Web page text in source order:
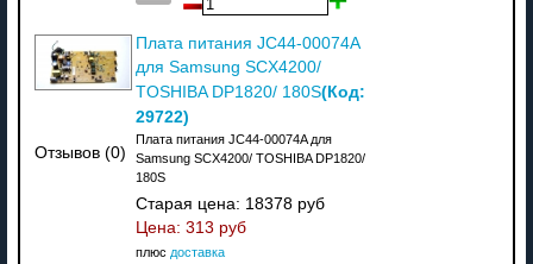
Отзывов (0)
Плата питания JC44-00074A
для Samsung SCX4200/
TOSHIBA DP1820/ 180S(Код:
29722)
Плата питания JC44-00074A для
Samsung SCX4200/ TOSHIBA DP1820/
180S
Старая цена: 18378 руб
Цена: 313 руб
плюс доставка